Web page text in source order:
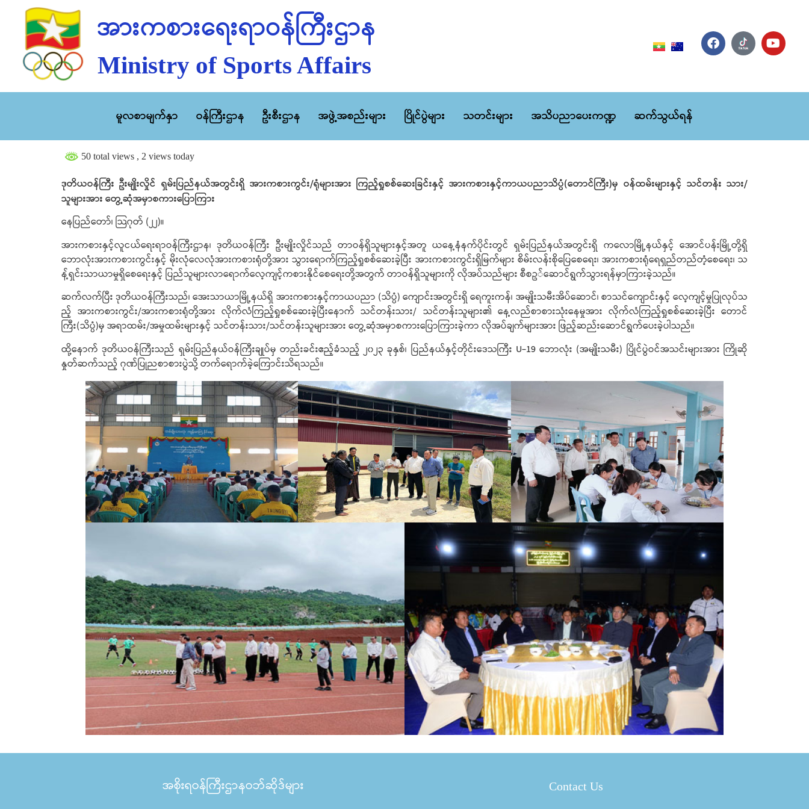
အားကစားရေးရာဝန်ကြီးဌာန
Ministry of Sports Affairs
မူလစာမျက်နှာ ဝန်ကြီးဌာန ဦးစီးဌာန အဖွဲ့အစည်းများ ပြိုင်ပွဲများ သတင်းများ အသိပညာပေးကဏ္ဍ ဆက်သွယ်ရန်
50 total views , 2 views today
ဒုတိယဝန်ကြီး ဦးမျိုးလှိုင် ရှမ်းပြည်နယ်အတွင်းရှိ အားကစားကွင်း/ရုံများအား ကြည့်ရှုစစ်ဆေးခြင်းနှင့် အားကစားနှင့်ကာယပညာသိပ္ပံ(တောင်ကြီး)မှ ဝန်ထမ်းများနှင့် သင်တန်း သား/
သူများအား တွေ့ဆုံအမှာစကားပြောကြား
နေပြည်တော်၊ သြဂုတ် (၂၂)။
အားကစားနှင့်လူငယ်ရေးရာဝန်ကြီးဌာန၊ ဒုတိယဝန်ကြီး ဦးမျိုးလှိုင်သည် တာဝန်ရှိသူများနှင့်အတူ ယနေ့နံနက်ပိုင်းတွင် ရှမ်းပြည်နယ်အတွင်းရှိ ကလောမြို့နယ်နှင့် အောင်ပန်းမြို့တို့ရှိ
ဘောလုံးအားကစားကွင်းနှင့် မိုးလုံလေလုံအားကစားရုံတို့အား သွားရောက်ကြည့်ရှုစစ်ဆေးခဲ့ပြီး အားကစားကွင်းရှိမြက်များ စိမ်းလန်းစိုပြေစေရေး၊ အားကစားရုံရေရှည်တည်တံ့စေရေး၊ သ
န့်ရှင်းသာယာမှုရှိစေရေးနှင့် ပြည်သူများလာရောက်လေ့ကျင့်ကစားနိုင်စေရေးတို့အတွက် တာဝန်ရှိသူများကို လိုအပ်သည်များ စီစဥ်ဆောင်ရွက်သွားရန်မှာကြားခဲ့သည်။
ဆက်လက်ပြီး ဒုတိယဝန်ကြီးသည်၊ အေးသာယာမြို့နယ်ရှိ အားကစားနှင့်ကာယပညာ (သိပ္ပံ) ကျောင်းအတွင်းရှိ ရေကူးကန်၊ အမျိုးသမီးအိပ်ဆောင်၊ စာသင်ကျောင်းနှင့် လေ့ကျင့်မှုပြုလုပ်သ
ည့် အားကစားကွင်း/အားကစားရုံတို့အား လိုက်လံကြည့်ရှုစစ်ဆေးခဲ့ပြီးနောက် သင်တန်းသား/ သင်တန်းသူများ၏ နေ့လည်စာစားသုံးနေမှုအား လိုက်လံကြည့်ရှုစစ်ဆေးခဲ့ပြီး တောင်
ကြီး(သိပ္ပံ)မှ အရာထမ်း/အမှုထမ်းများနှင့် သင်တန်းသား/သင်တန်းသူများအား တွေ့ဆုံအမှာစကားပြောကြားခဲ့ကာ လိုအပ်ချက်များအား ဖြည့်ဆည်းဆောင်ရွက်ပေးခဲ့ပါသည်။
ထို့နောက် ဒုတိယဝန်ကြီးသည် ရှမ်းပြည်နယ်ဝန်ကြီးချုပ်မှ တည်းခင်းဧည့်ခံသည့် ၂၀၂၃ ခုနှစ်၊ ပြည်နယ်နှင့်တိုင်းဒေသကြီး U-19 ဘောလုံး (အမျိုးသမီး) ပြိုင်ပွဲဝင်အသင်းများအား ကြိုဆို
နှုတ်ဆက်သည့် ဂုဏ်ပြုညစာစားပွဲသို့ တက်ရောက်ခဲ့ကြောင်းသိရသည်။
အစိုးရဝန်ကြီးဌာနဝဘ်ဆိုဒ်များ Contact Us